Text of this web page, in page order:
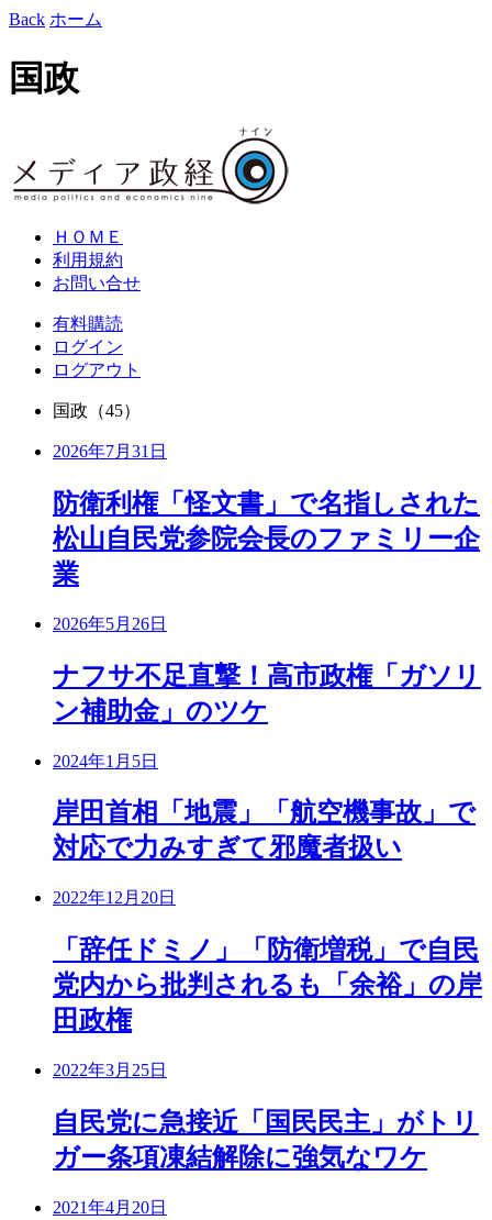
Back ホーム
国政
ＨＯＭＥ
利用規約
お問い合せ
有料購読
ログイン
ログアウト
国政 （45）
2026年7月31日
防衛利権「怪文書」で名指しされた
松山自民党参院会長のファミリー企
業
2026年5月26日
ナフサ不足直撃！高市政権「ガソリ
ン補助金」のツケ
2024年1月5日
岸田首相「地震」「航空機事故」で
対応で力みすぎて邪魔者扱い
2022年12月20日
「辞任ドミノ」「防衛増税」で自民
党内から批判されるも「余裕」の岸
田政権
2022年3月25日
自民党に急接近「国民民主」がトリ
ガー条項凍結解除に強気なワケ
2021年4月20日